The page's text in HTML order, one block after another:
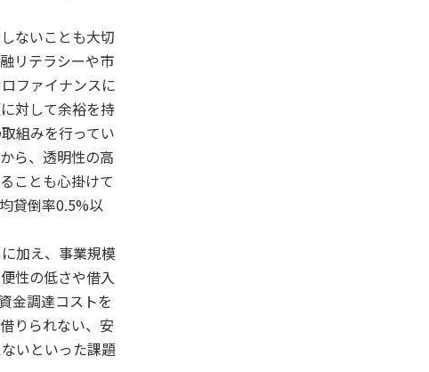
ないことも大切
リテラシーや市
ファイナンスに
対して余裕を持
組みを行ってい
ら、透明性の高
ことも心掛けて
貸倒率0.5%以
加え、事業規模
性の低さや借入
金調達コストを
りられない、安
いといった課題